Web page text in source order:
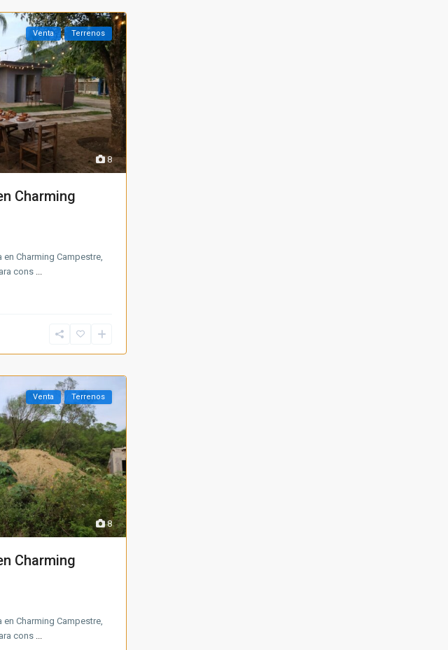
8
Venta Terrenos
Charming
en Charming Campestre,
cons ...
8
Venta Terrenos
Charming
Charming Campestre,
cons